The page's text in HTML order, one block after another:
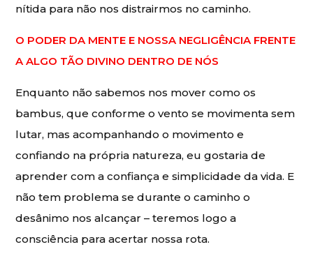
nítida para não nos distrairmos no caminho.
O PODER DA MENTE E NOSSA NEGLIGÊNCIA FRENTE
A ALGO TÃO DIVINO DENTRO DE NÓS
Enquanto não sabemos nos mover como os
bambus, que conforme o vento se movimenta sem
lutar, mas acompanhando o movimento e
confiando na própria natureza, eu gostaria de
aprender com a confiança e simplicidade da vida. E
não tem problema se durante o caminho o
desânimo nos alcançar – teremos logo a
consciência para acertar nossa rota.